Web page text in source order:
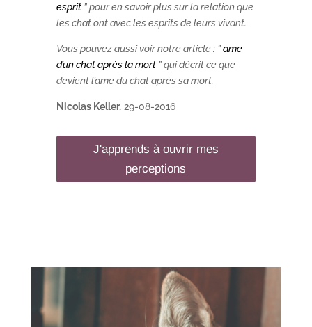
esprit” pour en savoir plus sur la relation que
les chat ont avec les esprits de leurs vivant.
Vous pouvez aussi voir notre article : ”ame
d’un chat après la mort” qui décrit ce que
devient l’ame du chat après sa mort.
Nicolas Keller.29-08-2016
J'apprends à ouvrir mes
perceptions